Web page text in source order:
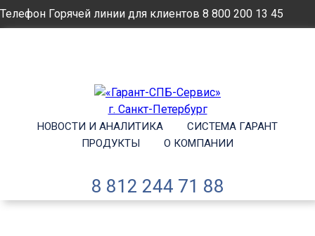
Телефон Горячей линии для клиентов 8 800 200 13 45
НОВОСТИ И АНАЛИТИКА
СИСТЕМА ГАРАНТ
ПРОДУКТЫ
О КОМПАНИИ
8 812 244 71 88